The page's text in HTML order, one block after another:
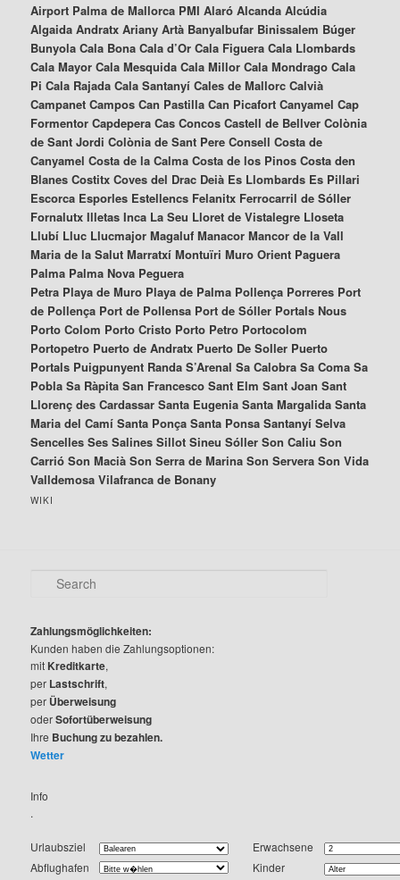
Airport Palma de Mallorca PMI Alaró Alcanda Alcúdia
Algaida Andratx Ariany Artà Banyalbufar Binissalem Búger
Bunyola Cala Bona Cala d’Or Cala Figuera Cala Llombards
Cala Mayor Cala Mesquida Cala Millor Cala Mondrago Cala
Pi Cala Rajada Cala Santanyí Cales de Mallorc Calvià
Campanet Campos Can Pastilla Can Picafort Canyamel Cap
Formentor Capdepera Cas Concos Castell de Bellver Colònia
de Sant Jordi Colònia de Sant Pere Consell Costa de
Canyamel Costa de la Calma Costa de los Pinos Costa den
Blanes Costitx Coves del Drac Deià Es Llombards Es Pillari
Escorca Esporles Estellencs Felanitx Ferrocarril de Sóller
Fornalutx Illetas Inca La Seu Lloret de Vistalegre Lloseta
Llubí Lluc Llucmajor Magaluf Manacor Mancor de la Vall
Maria de la Salut Marratxí Montuïri Muro Orient Paguera
Palma Palma Nova Peguera
Petra Playa de Muro Playa de Palma Pollença Porreres Port
de Pollença Port de Pollensa Port de Sóller Portals Nous
Porto Colom Porto Cristo Porto Petro Portocolom
Portopetro Puerto de Andratx Puerto De Soller Puerto
Portals Puigpunyent Randa S’Arenal Sa Calobra Sa Coma Sa
Pobla Sa Ràpita San Francesco Sant Elm Sant Joan Sant
Llorenç des Cardassar Santa Eugenia Santa Margalida Santa
Maria del Camí Santa Ponça Santa Ponsa Santanyí Selva
Sencelles Ses Salines Sillot Sineu Sóller Son Caliu Son
Carrió Son Macià Son Serra de Marina Son Servera Son Vida
Valldemosa Vilafranca de Bonany
WIKI
r
c
h
Zahlungsmöglichkeiten:
Kunden haben die Zahlungsoptionen:
mit Kreditkarte,
per Lastschrift,
per Überweisung
oderSofortüberweisung
Ihre Buchung zu bezahlen.
Wetter
Info
.
Urlaubsziel
Erwachsene
Abflughafen
Kinder